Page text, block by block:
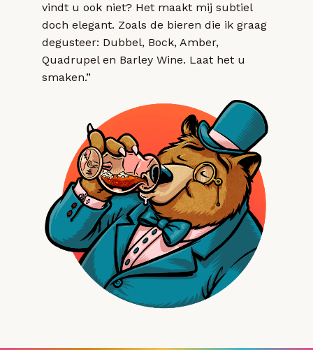
vindt u ook niet? Het maakt mij subtiel
doch elegant. Zoals de bieren die ik graag
degusteer: Dubbel, Bock, Amber,
Quadrupel en Barley Wine. Laat het u
smaken.”